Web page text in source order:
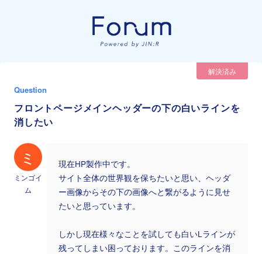
解決済み
Question
フロントページメインヘッダーの下の白いラインを
消したい
ミ
ミンゴイ
ム
現在HP製作中です。
サイト全体の世界観を保ちたいと思い、ヘッダ
ー画像からその下の画像へと繋がるように見せ
たいと思っています。
しかし現在様々なことを試しても白いLラインが
残ってしまい困っております。このラインを消